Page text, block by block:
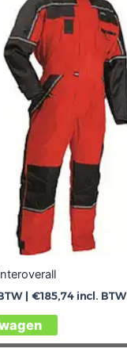
| €185,74incl. BTW
Dit
product